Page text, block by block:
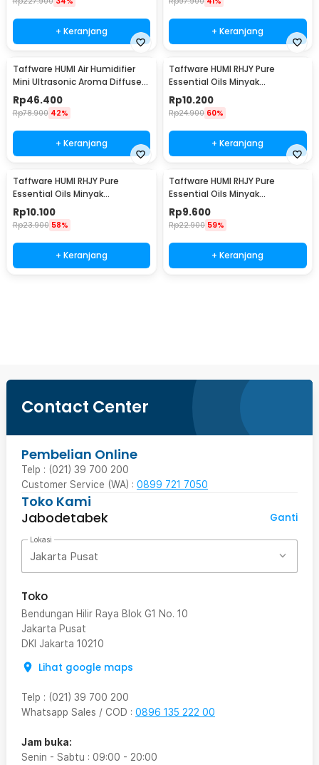
+ Keranjang + Keranjang
Taffware HUMI Air Humidifier
Mini Ultrasonic Aroma Diffuser
LED 300ml - H218
Rp46.400
Rp78.900 42%
+ Keranjang
Taffware HUMI RHJY Pure
Essential Oils Minyak
Aromatherapy 10ml Eucalyptus
- RH-15
Rp10.200
Rp24.900 60%
+ Keranjang
Taffware HUMI RHJY Pure
Essential Oils Minyak
Aromatherapy 10ml
Peppermint - RH-15
Rp10.100
Rp23.900 58%
+ Keranjang
Taffware HUMI RHJY Pure
Essential Oils Minyak
Aromatherapy 10ml Lavender -
RH-15
Rp9.600
Rp22.900 59%
+ Keranjang
Contact Center
Pembelian Online
Telp : (021) 39 700 200
Customer Service (WA) : 0899 721 7050
Toko Kami
Jabodetabek
Ganti
Lokasi
Jakarta Pusat
Toko
Bendungan Hilir Raya Blok G1 No. 10
Jakarta Pusat
DKI Jakarta 10210
Lihat google maps
Telp : (021) 39 700 200
Whatsapp Sales / COD : 0896 135 222 00
Jam buka:
Senin - Sabtu : 09:00 - 20:00